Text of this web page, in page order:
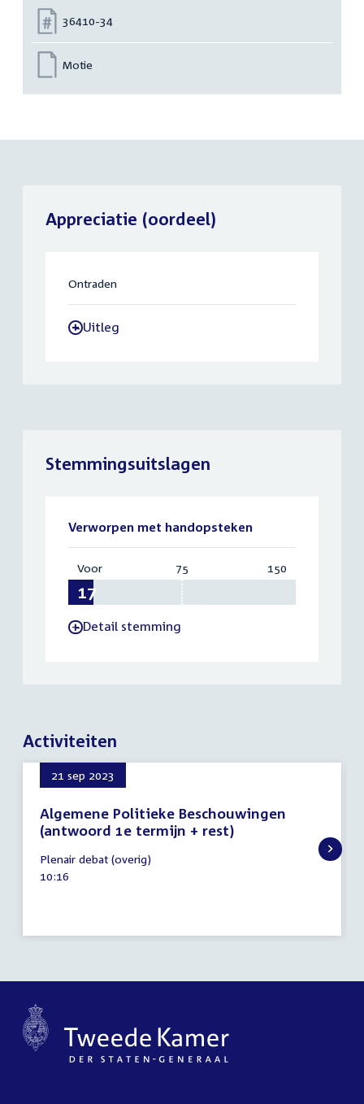
Nummer:
36410-34
Motie
Appreciatie (oordeel)
Ontraden
-Uitleg
Stemmingsuitslagen
Verworpen met handopsteken
Voor:
75 150
-Detail stemming
Activiteiten
21 sep 2023
Algemene Politieke Beschouwingen
(antwoord 1e termijn + rest)
september
2023
Plenair debat (overig)
Tijd
10:16